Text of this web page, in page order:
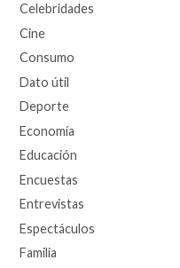
Celebridades
Cine
Consumo
Dato útil
Deporte
Economía
Educación
Encuestas
Entrevistas
Espectáculos
Familia